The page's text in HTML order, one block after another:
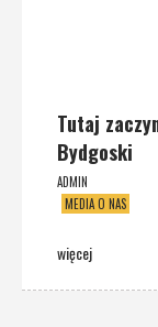
Tutaj
Bydgoski
ADMIN
MEDIA O NAS
więcej